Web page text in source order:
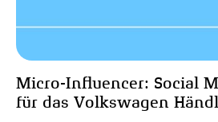
Micro-Influencer: Social
für das Volkswagen